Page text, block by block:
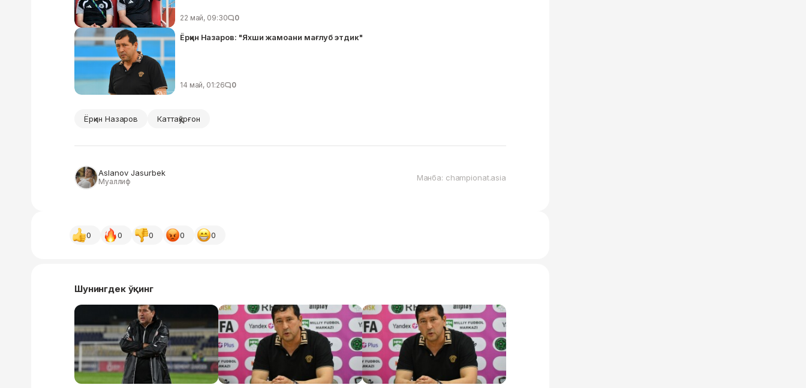
22 май, 09:30 0
Ёрқин Назаров: "Яхши жамоани мағлуб этдик"
14 май, 01:26 0
Ёрқин Назаров Каттақўрғон
Aslanov Jasurbek
Муаллиф Манба: championat.asia
0 0 0 0 0
Шунингдек ўқинг